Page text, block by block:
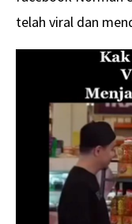
telah viral dan